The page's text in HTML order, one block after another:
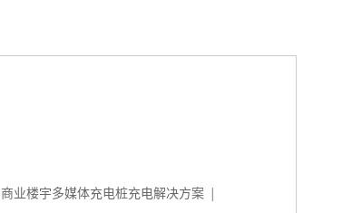
商业楼宇多媒体充电桩充电解决方案